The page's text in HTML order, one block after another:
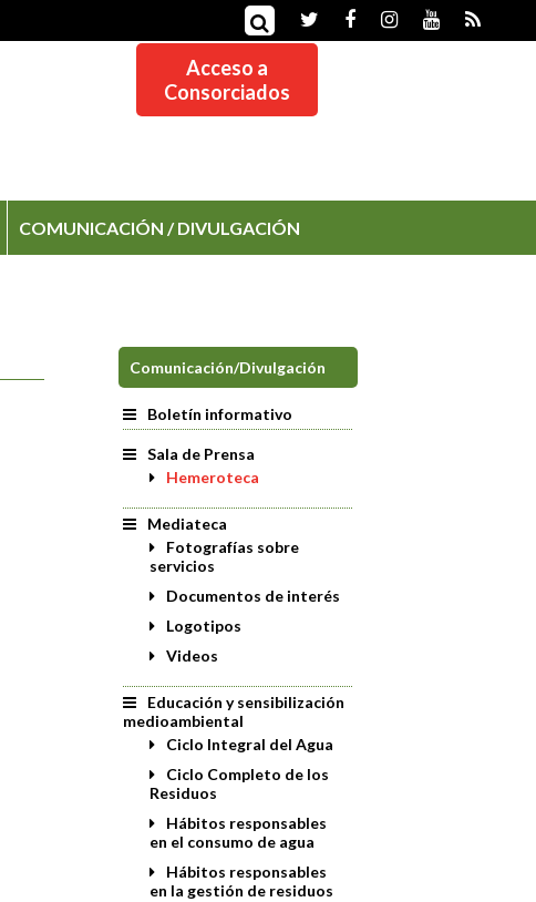
Acceso a
Consorciados
COMUNICACIÓN / DIVULGACIÓN
Comunicación/Divulgación
Boletín informativo
Sala de Prensa
Hemeroteca
Mediateca
Fotografías sobre
servicios
Documentos de interés
Logotipos
Videos
Educación y sensibilización
medioambiental
Ciclo Integral del Agua
Ciclo Completo de los
Residuos
Hábitos responsables
en el consumo de agua
Hábitos responsables
en la gestión de residuos